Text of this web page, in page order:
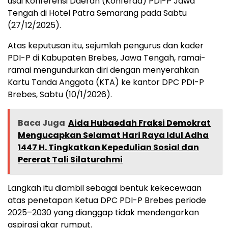
Tengah di Hotel Patra Semarang pada Sabtu
(27/12/2025).
Atas keputusan itu, sejumlah pengurus dan kader
PDI-P di Kabupaten Brebes, Jawa Tengah, ramai-
ramai mengundurkan diri dengan menyerahkan
Kartu Tanda Anggota (KTA) ke kantor DPC PDI-P
Brebes, Sabtu (10/1/2026).
Baca Juga Aida Hubaedah Fraksi Demokrat
Mengucapkan Selamat Hari Raya Idul Adha
1447 H. Tingkatkan Kepedulian Sosial dan
Pererat Tali Silaturahmi
Langkah itu diambil sebagai bentuk kekecewaan
atas penetapan Ketua DPC PDI-P Brebes periode
2025–2030 yang dianggap tidak mendengarkan
aspirasi akar rumput.